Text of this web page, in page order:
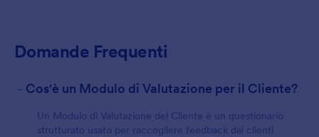
Domande Frequenti
- Cos'è un Modulo di Valutazione per il Cliente?
Un Modulo di Valutazione del Cliente è un questionario
strutturato usato per raccogliere feedback dai clienti